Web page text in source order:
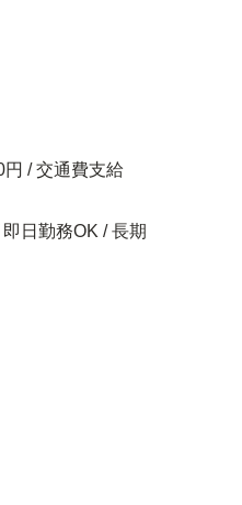
/ 交通費支給
日勤務OK / 長期